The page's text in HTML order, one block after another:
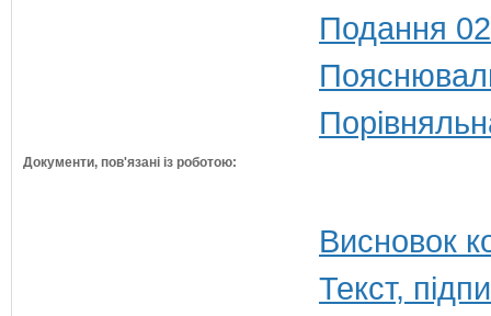
Подання
Документи, пов'язані із роботою:
Висновок
Текст,